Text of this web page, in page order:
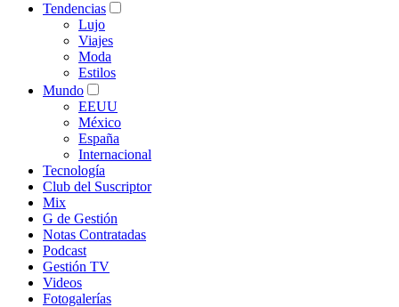
Tendencias
Lujo
Viajes
Moda
Estilos
Mundo
EEUU
México
España
Internacional
Tecnología
Club del Suscriptor
Mix
G de Gestión
Notas Contratadas
Podcast
Gestión TV
Videos
Fotogalerías